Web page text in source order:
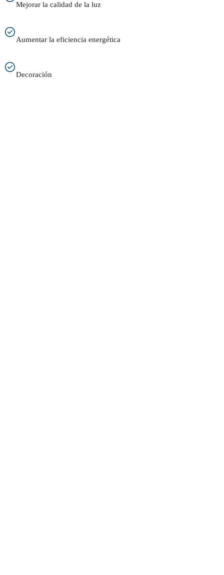
Mejorar la calidad de la luz
Aumentar la eficiencia energética
Decoración